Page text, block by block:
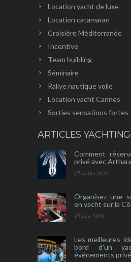
Location yacht de luxe
Location catamaran
Croisière Méditerranée
Incentive
Team building
Séminaire
Rallye nautique voile
Location yacht Cannes
Sorties sensations fortes
ARTICLES YACHTING
Comment
privé avec
15 juillet 2026
Organisez une
en yacht sur la
15 juin 2026
Les meilleures
bord d’un
événements